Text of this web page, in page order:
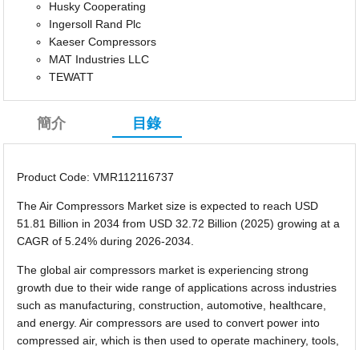
Husky Cooperating
Ingersoll Rand Plc
Kaeser Compressors
MAT Industries LLC
TEWATT
簡介 目錄
Product Code: VMR112116737
The Air Compressors Market size is expected to reach USD
51.81 Billion in 2034 from USD 32.72 Billion (2025) growing at a
CAGR of 5.24% during 2026-2034.
The global air compressors market is experiencing strong
growth due to their wide range of applications across industries
such as manufacturing, construction, automotive, healthcare,
and energy. Air compressors are used to convert power into
compressed air, which is then used to operate machinery, tools,